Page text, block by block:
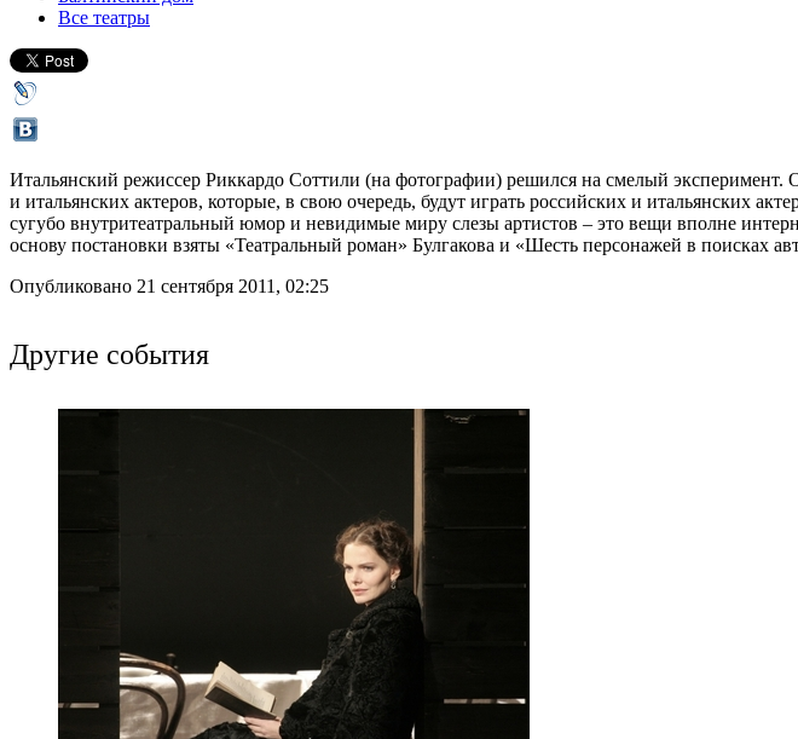
Все театры
Итальянский режиссер Риккардо Соттили (на фотографии) решился на смелый
и итальянских актеров, которые, в свою очередь, будут играть российских и итальянских
сугубо внутритеатральный юмор и невидимые миру слезы артистов – это вещи вполне
основу постановки взяты «Театральный роман» Булгакова и «Шесть персонажей в поисках
Опубликовано 21 сентября 2011, 02:25
Другие события